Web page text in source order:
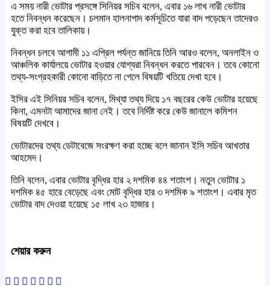
এ সময় নারী ভোটার প্রসঙ্গে সিনিয়র সচিব বলেন, এবার ১৬ লাখ নারী ভোটার
হতে নিবন্ধন করেছেন। চলমান হালনাগাদ কর্মসূচিতে যারা বাদ পড়েছেন তাদেরও
যুক্ত করা হবে তালিকায়।
নিবন্ধন চলবে আগামী ১১ এপ্রিল পর্যন্ত জানিয়ে তিনি আরও বলেন, অনলাইন ও
আঞ্চলিক কার্যালয়ে ভোটার হওয়ার যোগ্যরা নিবন্ধন করতে পারবেন। তবে কোনো
তথ্য-সংগ্রহকারী কোনো বাড়িতে না গেলে বিষয়টি খতিয়ে দেখা হবে।
ইসির এই সিনিয়র সচিব বলেন, মিথ্যা তথ্য দিয়ে ১৭ বছরের কেউ ভোটার হয়েছে
কিনা, এমনটা আমাদের জানা নেই। তবে নির্দিষ্ট করে কেউ জানালে কমিশন
বিষয়টি দেখবে।
ভোটারদের তথ্য ডেটাবেজে সংরক্ষণ করা হচ্ছে বলে জানান ইসি সচিব আখতার
আহমেদ।
তিনি বলেন, এবার ভোটার বৃদ্ধির হার ২ দশমিক ৪৪ শতাংশ। নতুন ভোটার ১
দশমিক ৪৫ হারে বেড়েছে এবং মোট বৃদ্ধির হার ৩ দশমিক ৯ শতাংশ। এবার মৃত
ভোটার বাদ দেওয়া হয়েছে ১৫ লাখ ২৩ হাজার।
শেয়ার করুন